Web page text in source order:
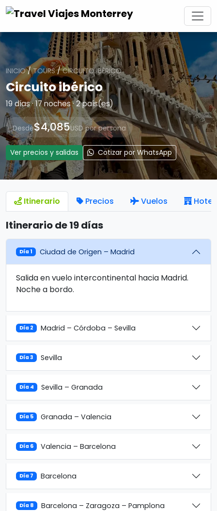
INICIO/TOURS/CIRCUITO IBÉRICO
Circuito ibérico
19 días · 17 noches · 2 país(es)
Desde$4,085USD por persona
Ver precios y salidas Cotizar por WhatsApp
Itinerario Precios Vuelos
Itinerario de 19 días
Día 1 Ciudad de Origen – Madrid
Salida en vuelo intercontinental hacia Madrid.
Noche a bordo.
Día 2 Madrid – Córdoba – Sevilla
Día 3 Sevilla
Día 4 Sevilla – Granada
Día 5 Granada – Valencia
Día 6 Valencia – Barcelona
Día 7 Barcelona
Día 8 Barcelona – Zaragoza – Pamplona